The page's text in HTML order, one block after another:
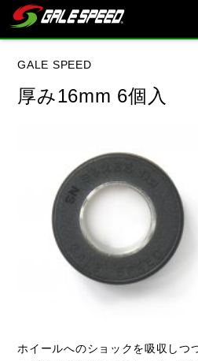
データを準備
閉じる
GALE SPEED
厚み16mm 6個入
ホイールへのショックを吸収しつ